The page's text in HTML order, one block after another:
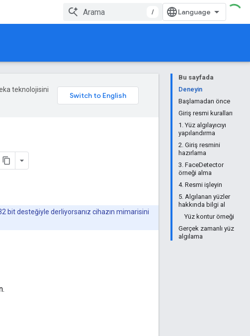
/
Bu sayfada
Deneyin
Başlamadan önce
Giriş resmi kuralları
1. Yüz algılayıcıyı
yapılandırma
2. Giriş resmini
hazırlama
3. FaceDetector
örneği alma
4. Resmi işleyin
5. Algılanan yüzler
hakkında bilgi al
Yüz kontur örneği
Gerçek zamanlı yüz
algılama
teknolojisini
bit desteğiyle derliyorsanız cihazın mimarisini